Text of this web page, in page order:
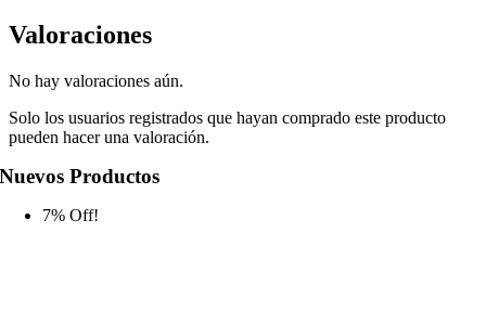
Valoraciones
No hay valoraciones aún.
Solo los usuarios registrados que hayan comprado este producto
pueden hacer una valoración.
Nuevos Productos
7% Off!